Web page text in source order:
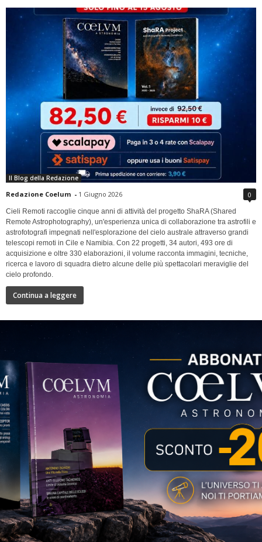
Il Blog della Redazione
Redazione Coelum - 1 Giugno 2026 0
Cieli Remoti raccoglie cinque anni di attività del progetto ShaRA (Shared
Remote Astrophotography), un'esperienza unica di collaborazione tra astrofili e
astrofotografi impegnati nell'esplorazione del cielo australe attraverso grandi
telescopi remoti in Cile e Namibia. Con 22 progetti, 34 autori, 493 ore di
acquisizione e oltre 330 elaborazioni, il volume racconta immagini, tecniche,
ricerca e lavoro di squadra dietro alcune delle più spettacolari meraviglie del
cielo profondo.
Continua a leggere